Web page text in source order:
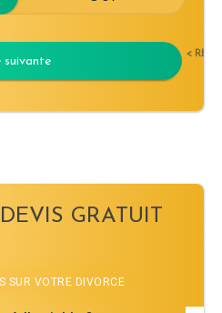
suivante <
GRATUIT
SUR VOTRE DIVORCE